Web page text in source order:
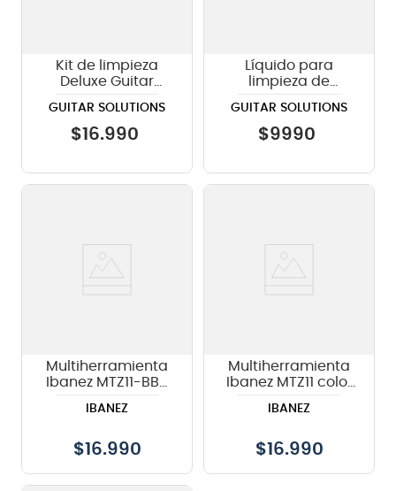
Kit de limpieza
Deluxe Guitar
GUITAR SOLUTIONS
$16.990
Líquido para
limpieza de
Guitar Solutions
LSTCL
GUITAR SOLUTIONS
$9990
Multiherramienta
Ibanez MTZ11-BBK
IBANEZ
$16.990
Multiherramienta
Ibanez MTZ11 color
IBANEZ
$16.990